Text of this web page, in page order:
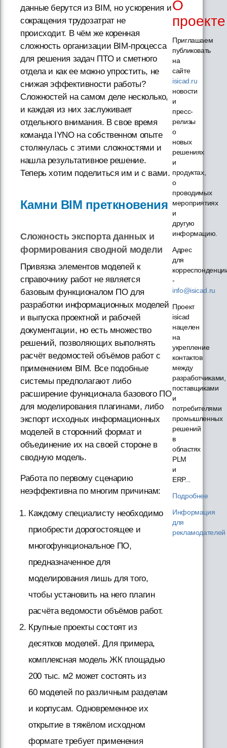
данные берутся из BIM, но ускорения и
сокращения трудозатрат не
происходит. В чём же коренная
сложность организации BIM-процесса
для решения задач ПТО и сметного
отдела и как ее можно упростить, не
снижая эффективности работы?
Сложностей на самом деле несколько,
и каждая из них заслуживает
отдельного внимания. В свое время
команда IYNO на собственном опыте
столкнулась с этими сложностями и
нашла результативное решение.
Теперь хотим поделиться им и с вами.
Камни BIM преткновения
Сложность экспорта данных и
формирования сводной модели
Привязка элементов моделей к
справочнику работ не является
базовым функционалом ПО для
разработки информационных моделей
и выпуска проектной и рабочей
документации, но есть множество
решений, позволяющих выполнять
расчёт ведомостей объёмов работ с
применением BIM. Все подобные
системы предполагают либо
расширение функционала базового ПО
для моделирования плагинами, либо
экспорт исходных информационных
моделей в сторонний формат и
объединение их на своей стороне в
сводную модель.
Работа по первому сценарию
неэффективна по многим причинам:
Каждому специалисту необходимо
приобрести дорогостоящее и
многофункциональное ПО,
предназначенное для
моделирования лишь для того,
чтобы установить на него плагин
расчёта ведомости объёмов работ.
Крупные проекты состоят из
десятков моделей. Для примера,
комплексная модель ЖК площадью
200 тыс. м2 может состоять из
60 моделей по различным разделам
и корпусам. Одновременное их
открытие в тяжёлом исходном
формате требует применения
О
проекте
Приглашаем
публиковать
на
сайте
isicad.ru
новости
и
пресс-
релизы
о
новых
решениях
и
продуктах,
о
проводимых
мероприятиях
и
другую
информацию.
Адрес
для
-
info@isicad.ru
Проект
isicad
нацелен
на
укрепление
контактов
между
разработчиками,
поставщиками
и
потребителями
промышленных
решений
в
областях
PLM
и
ERP...
Подробнее
Информация
для
рекламодателей